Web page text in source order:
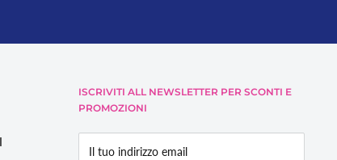
ISCRIVITI ALL NEWSLETTER PER SCONTI E
PROMOZIONI
Il tuo indirizzo email